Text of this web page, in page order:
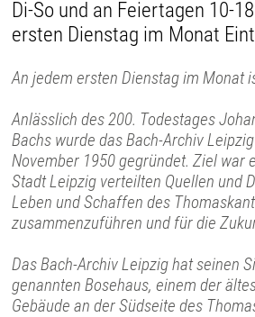
Di-So und an Feiertagen 10-
ersten Dienstag im Monat
An jedem ersten Dienstag im Monat
Anlässlich des 200. Todestages
Bachs wurde das Bach-Archiv
November 1950 gegründet. Ziel war
Stadt Leipzig verteilten Quellen und
Leben und Schaffen des
zusammenzuführen und für die
Das Bach-Archiv Leipzig hat seinen
genannten Bosehaus, einem der
Gebäude an der Südseite des